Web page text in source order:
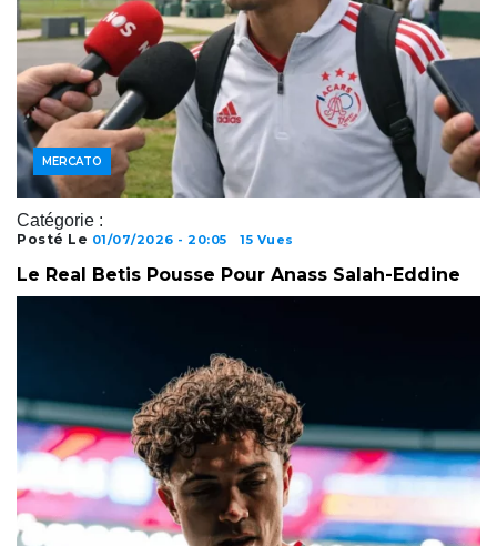
Catégorie :
MERCATO
Posté Le 01/07/2026 - 20:05 15 Vues
Le Real Betis Pousse Pour Anass Salah-Eddine